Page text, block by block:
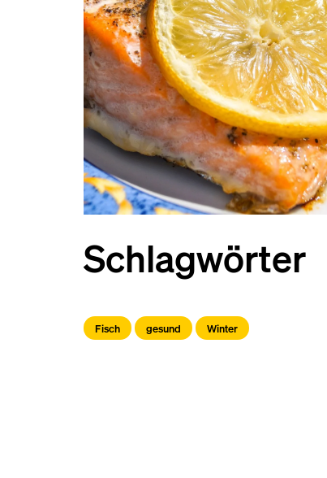
Schlagwörter
Fisch gesund Winter